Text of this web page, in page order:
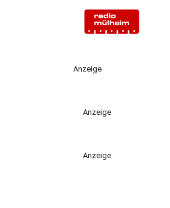
Anzeige
Anzeige
Anzeige